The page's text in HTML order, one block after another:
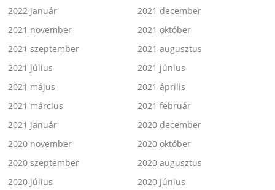
2022 január
2021 december
2021 november
2021 október
2021 szeptember
2021 augusztus
2021 július
2021 június
2021 május
2021 április
2021 március
2021 február
2021 január
2020 december
2020 november
2020 október
2020 szeptember
2020 augusztus
2020 július
2020 június